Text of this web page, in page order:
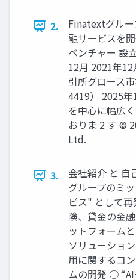
2.
Finatextグルー
融サービスを
ベンチャー 設
12月 2021年
引所グロース
4419） 2025
を中心に幅広
おりま 2 す ©
Ltd.
3.
会社紹介 と
グループのミ
ビス" として
険、貸金の金
ットフォーム
ソリューショ
用に関するコ
ムの開発 ○